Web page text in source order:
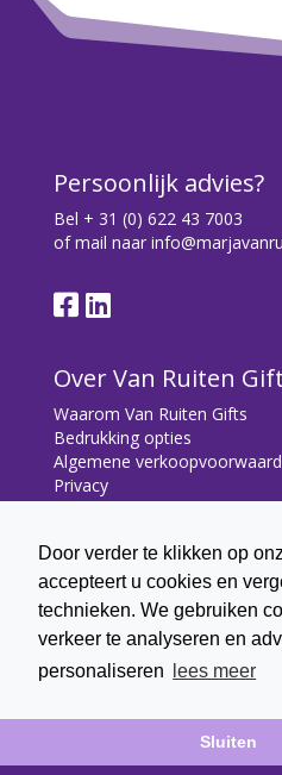
Door verder te klikken op
accepteert u cookies en
technieken. We gebruiken
verkeer te analyseren en
personaliseren
lees meer
Sluiten
Persoonlijk advies?
Bel + 31 (0) 622 43 7003
of mail naar
Over Van Ruiten
Waarom Van Ruiten Gifts
Bedrukking opties
Algemene
Privacy
Contact
Contact
Bryonialaan 5
3233 VA Oostvoorne
+31 (0) 6 22 43 7003
info@marjavanruiten.nl